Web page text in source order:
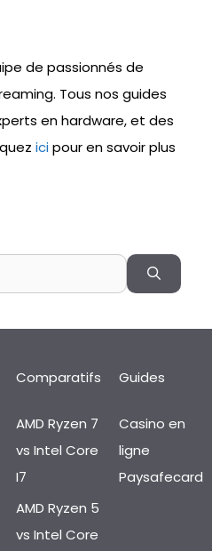
de passionnés de
Tous nos guides
en hardware, et des
icipour en savoir plus
Comparatifs
AMD Ryzen 7
vs Intel Core
I7
AMD Ryzen 5
vs Intel Core
Guides
Casino en
ligne
Paysafecard